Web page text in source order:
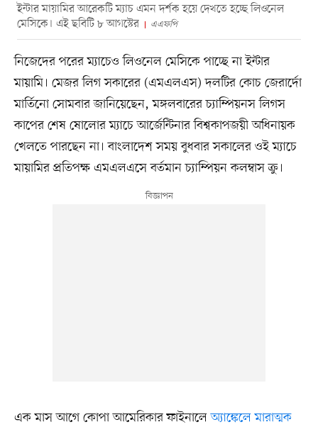
ইন্টার মায়ামির আরেকটি ম্যাচ এমন দর্শক হয়ে দেখতে হচ্ছে লিওনেল
মেসিকে। এই ছবিটি ৮ আগস্টের
এএফপি
নিজেদের পরের ম্যাচেও লিওনেল মেসিকে পাচ্ছে না ইন্টার
মায়ামি। মেজর লিগ সকারের (এমএলএস) দলটির কোচ জেরার্দো
মার্তিনো সোমবার জানিয়েছেন, মঙ্গলবারের চ্যাম্পিয়নস লিগস
কাপের শেষ ষোলোর ম্যাচে আর্জেন্টিনার বিশ্বকাপজয়ী অধিনায়ক
খেলতে পারছেন না। বাংলাদেশ সময় বুধবার সকালের ওই ম্যাচে
মায়ামির প্রতিপক্ষ এমএলএসে বর্তমান চ্যাম্পিয়ন কলম্বাস ক্রু।
এক মাস আগে কোপা আমেরিকার ফাইনালেঅ্যাঙ্কেলে মারাত্মক